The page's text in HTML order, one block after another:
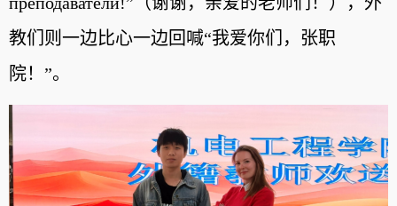
教们则一边比心一边回喊“我爱你们，张职
院！”。